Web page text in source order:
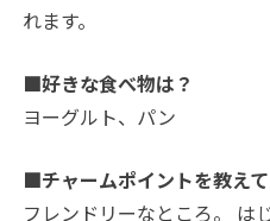
れます。
■好きな食べ物は？
ヨーグルト、パン
■チャームポイントを教え
フレンドリーなところ。 は